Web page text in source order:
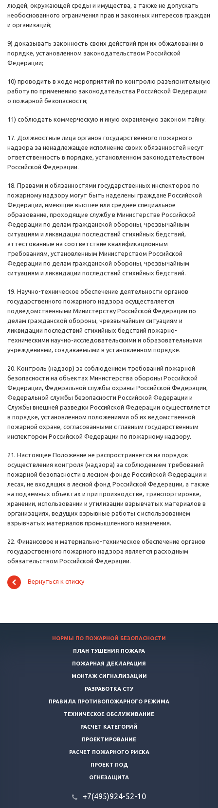
людей, окружающей среды и имущества, а также не допускать
необоснованного ограничения прав и законных интересов граждан
и организаций;
9) доказывать законность своих действий при их обжаловании в
порядке, установленном законодательством Российской
Федерации;
10) проводить в ходе мероприятий по контролю разъяснительную
работу по применению законодательства Российской Федерации
о пожарной безопасности;
11) соблюдать коммерческую и иную охраняемую законом тайну.
17. Должностные лица органов государственного пожарного
надзора за ненадлежащее исполнение своих обязанностей несут
ответственность в порядке, установленном законодательством
Российской Федерации.
18. Правами и обязанностями государственных инспекторов по
пожарному надзору могут быть наделены граждане Российской
Федерации, имеющие высшее или среднее специальное
образование, проходящие службу в Министерстве Российской
Федерации по делам гражданской обороны, чрезвычайным
ситуациям и ликвидации последствий стихийных бедствий,
аттестованные на соответствие квалификационным
требованиям, установленным Министерством Российской
Федерации по делам гражданской обороны, чрезвычайным
ситуациям и ликвидации последствий стихийных бедствий.
19. Научно-техническое обеспечение деятельности органов
государственного пожарного надзора осуществляется
подведомственными Министерству Российской Федерации по
делам гражданской обороны, чрезвычайным ситуациям и
ликвидации последствий стихийных бедствий пожарно-
техническими научно-исследовательскими и образовательными
учреждениями, создаваемыми в установленном порядке.
20. Контроль (надзор) за соблюдением требований пожарной
безопасности на объектах Министерства обороны Российской
Федерации, Федеральной службы охраны Российской Федерации,
Федеральной службы безопасности Российской Федерации и
Службы внешней разведки Российской Федерации осуществляется
в порядке, установленном положениями об их ведомственной
пожарной охране, согласованными с главным государственным
инспектором Российской Федерации по пожарному надзору.
21. Настоящее Положение не распространяется на порядок
осуществления контроля (надзора) за соблюдением требований
пожарной безопасности в лесном фонде Российской Федерации и
лесах, не входящих в лесной фонд Российской Федерации, а также
на подземных объектах и при производстве, транспортировке,
хранении, использовании и утилизации взрывчатых материалов в
организациях, ведущих взрывные работы с использованием
взрывчатых материалов промышленного назначения.
22. Финансовое и материально-техническое обеспечение органов
государственного пожарного надзора является расходным
обязательством Российской Федерации.
Вернуться к списку
НОРМЫ ПО ПОЖАРНОЙ БЕЗОПАСНОСТИ
ПЛАН ТУШЕНИЯ ПОЖАРА
ПОЖАРНАЯ ДЕКЛАРАЦИЯ
МОНТАЖ СИГНАЛИЗАЦИИ
РАЗРАБОТКА СТУ
ПРАВИЛА ПРОТИВОПОЖАРНОГО РЕЖИМА
ТЕХНИЧЕСКОЕ ОБСЛУЖИВАНИЕ
РАСЧЕТ КАТЕГОРИЙ
ПРОЕКТИРОВАНИЕ
РАСЧЕТ ПОЖАРНОГО РИСКА
ПРОЕКТ ПОД
ОГНЕЗАЩИТА
+7(495)924-52-10